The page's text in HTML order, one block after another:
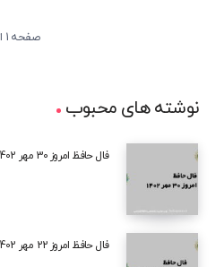
صفحه 1 از 1
نوشته های محبوب
فال حافظ امروز 30 مهر 1402 + با صدای دلنشین فریدون فرح‌اندوز
فال حافظ امروز 22 مهر 1402 + با صدای دلنشین فریدون فرح‌اندوز